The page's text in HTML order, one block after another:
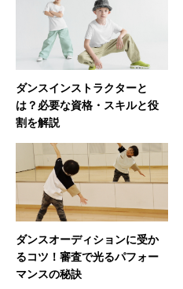
ダンスインストラクターと
は？必要な資格・スキルと役
割を解説
ダンスオーディションに受か
るコツ！審査で光るパフォー
マンスの秘訣